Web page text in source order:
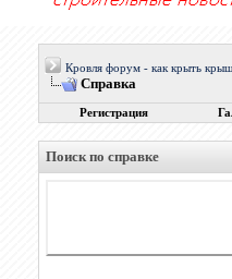
Кровля форум - как крыть
Справка
Регистрация
Поиск по справке